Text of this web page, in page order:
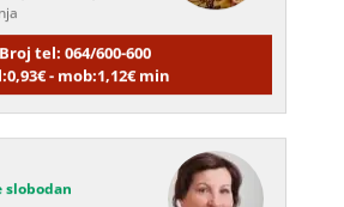
Broj tel: 064/600-600
- mob:1,12€ min